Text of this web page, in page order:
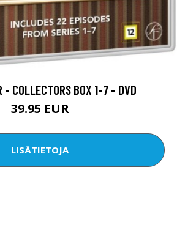
- COLLECTORS BOX 1-7 - DVD
39.95 EUR
LISÄTIETOJA